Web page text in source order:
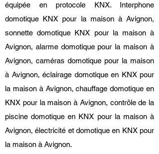
équipée en protocole KNX. Interphone
domotique KNX pour la maison à Avignon,
sonnette domotique KNX pour la maison à
Avignon, alarme domotique pour la maison à
Avignon, caméras domotique pour la maison
à Avignon, éclairage domotique en KNX pour
la maison à Avignon, chauffage domotique en
KNX pour la maison à Avignon, contrôle de la
piscine domotique en KNX pour la maison à
Avignon, électricité et domotique en KNX pour
la maison à Avignon.